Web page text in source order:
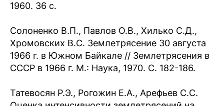
1960. 36 с.
Солоненко В.П., Павлов О.В., Хилько С.Д.,
Хромовских В.С. Землетрясение 30 августа
1966 г. в Южном Байкале // Землетрясения в
СССР в 1966 г. М.: Наука, 1970. С. 182-186.
Татевосян Р.Э., Рогожин Е.А., Арефьев С.С.